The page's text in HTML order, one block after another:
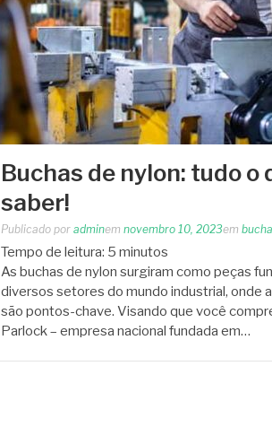
Buchas de nylon: tudo o
saber!
Publicado por adminem novembro 10, 2023em
Tempo de leitura: 5 minutos
As buchas de nylon surgiram como peças
diversos setores do mundo industrial, onde
são pontos-chave. Visando que você
Parlock – empresa nacional fundada em…